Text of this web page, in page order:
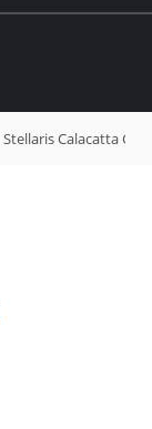
Stellaris Calacatta